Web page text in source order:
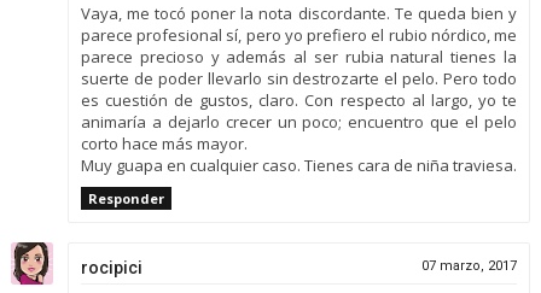
Vaya, me tocó poner la nota discordante. Te queda bien y
parece profesional sí, pero yo prefiero el rubio nórdico, me
parece precioso y además al ser rubia natural tienes la
suerte de poder llevarlo sin destrozarte el pelo. Pero todo
es cuestión de gustos, claro. Con respecto al largo, yo te
animaría a dejarlo crecer un poco; encuentro que el pelo
corto hace más mayor.
Muy guapa en cualquier caso. Tienes cara de niña traviesa.
Responder
rocipici 07 marzo, 2017